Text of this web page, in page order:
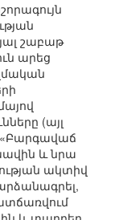
շաբաթ
արեց
(այլ
«Բարգավաճ
և նրա
ակտիվ